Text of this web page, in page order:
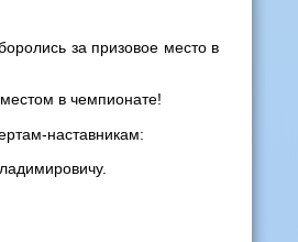
за призовое место в
в чемпионате!
наставникам: